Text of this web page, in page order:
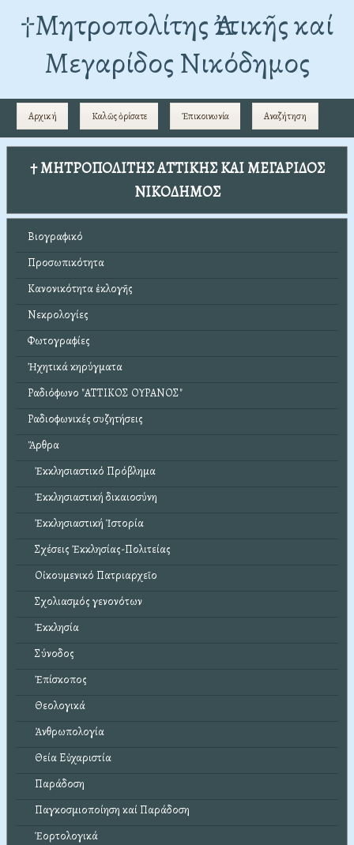
†Mητροπολίτης Ἀττικῆς καί
Μεγαρίδος Νικόδημος
Αρχική Καλῶς ὁρίσατε Ἐπικοινωνία Αναζήτηση
† ΜΗΤΡΟΠΟΛΙΤΗΣ ΑΤΤΙΚΗΣ ΚΑΙ ΜΕΓΑΡΙΔΟΣ
ΝΙΚΟΔΗΜΟΣ
Βιογραφικό
Προσωπικότητα
Κανονικότητα ἐκλογῆς
Νεκρολογίες
Φωτογραφίες
Ἠχητικά κηρύγματα
Ραδιόφωνο "ΑΤΤΙΚΟΣ ΟΥΡΑΝΟΣ"
Ραδιοφωνικές συζητήσεις
Ἄρθρα
Ἐκκλησιαστικό Πρόβλημα
Ἐκκλησιαστική δικαιοσύνη
Ἐκκλησιαστική Ἱστορία
Σχέσεις Ἐκκλησίας-Πολιτείας
Οἰκουμενικό Πατριαρχεῖο
Σχολιασμός γενονότων
Ἐκκλησία
Σύνοδος
Ἐπίσκοπος
Θεολογικά
Ἀνθρωπολογία
Θεία Εὐχαριστία
Παράδοση
Παγκοσμιοποίηση καί Παράδοση
Ἑορτολογικά